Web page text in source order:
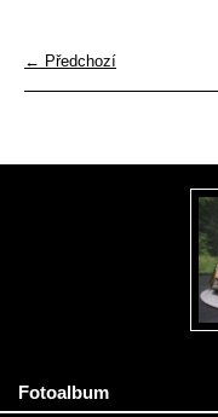
← Předchozí
Fotoalbum